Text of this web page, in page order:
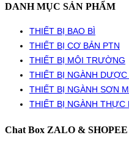
DANH MỤC SẢN PHẨM
THIẾT BỊ BAO BÌ
THIẾT BỊ CƠ BẢN PTN
THIẾT BỊ MÔI TRƯỜNG
THIẾT BỊ NGÀNH DƯỢC
THIẾT BỊ NGÀNH SƠN
THIẾT BỊ NGÀNH THỰC
Chat Box ZALO & SHOPEE